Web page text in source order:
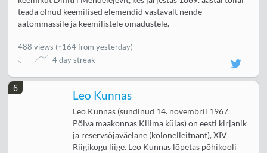
teada olnud keemilised elemendid vastavalt nende
aatommassile ja keemilistele omadustele.
488 views (↑164 from yesterday)
4 day streak
6
Leo Kunnas
Leo Kunnas (sündinud 14. novembril 1967
Põlva maakonnas Kliima külas) on eesti kirjanik
ja reservsõjaväelane (kolonelleitnant), XIV
Riigikogu liige. Leo Kunnas lõpetas põhikooli